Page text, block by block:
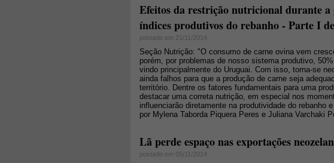
Efeitos da restrição nutricional durante a
índices produtivos do rebanho - Parte I
postado em 21/11/2014
Seção Nutrição: "O consumo de carne ovina vem
porém, por problemas de nosso sistema produtivo,
vindo principalmente do Uruguai. Com isso, torna-se
ainda falhos para que a produção de carne seja
território. Dentre os fatores fundamentais para uma
destacar uma correta nutrição, em especial nos
influenciarão diretamente na produtividade do rebanho
por Mylena Taborda Piquera Peres e Juliana Varchaki
Lã perde espaço nas exportações
postado em 05/11/2014